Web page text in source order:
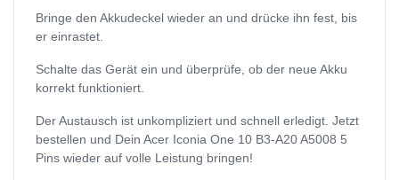
Bringe den Akkudeckel wieder an und drücke ihn fest, bis
er einrastet.
Schalte das Gerät ein und überprüfe, ob der neue Akku
korrekt funktioniert.
Der Austausch ist unkompliziert und schnell erledigt. Jetzt
bestellen und Dein Acer Iconia One 10 B3-A20 A5008 5
Pins wieder auf volle Leistung bringen!